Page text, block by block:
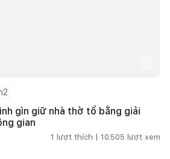
gìn giữ nhà thờ tổ bằng giải
gian
1 lượt thích | 10.505 lượt xem